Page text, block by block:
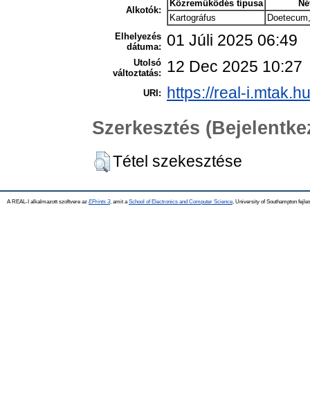
Alkotók:
Közreműködés típusa
Kartográfus
Elhelyezés
dátuma:
01 Júli 2025 06:49
Utolsó
változtatás:
12 Dec 2025 10:27
URI: https://real-
Szerkesztés
Tétel szekesztése
A REAL-I alkalmazott szoftvere az EPrints 3, amit a School of Electronics and Computer Science , University of Southampton